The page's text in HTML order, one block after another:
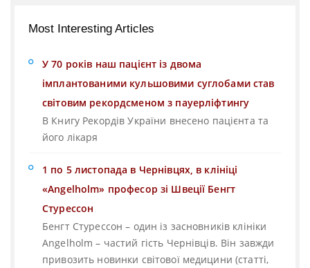
Most Interesting Articles
У 70 років наш пацієнт із двома
імплантованими кульшовими суглобами став
світовим рекордсменом з пауерліфтингу
В Книгу Рекордів України внесено пацієнта та
його лікаря
1 по 5 листопада в Чернівцях, в клініці
«Angelholm» професор зі Швеції Бенгт
Стурессон
Бенгт Стурессон – один із засновників клініки
Angelholm – частий гість Чернівців. Він завжди
привозить новинки світової медицини (статті,